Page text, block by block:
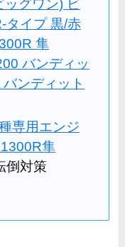
ッグワン) ビ
タイプ 黒/赤
隼
バンディッ
ンディット
専用エンジ
隼
倒対策